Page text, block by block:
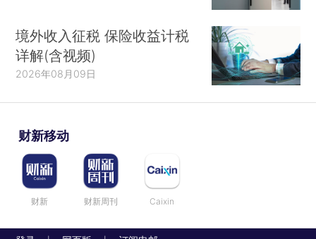
境外收入征税 保险收益计税
详解(含视频)
2026年08月09日
财新移动
财新 财新周刊 Caixin